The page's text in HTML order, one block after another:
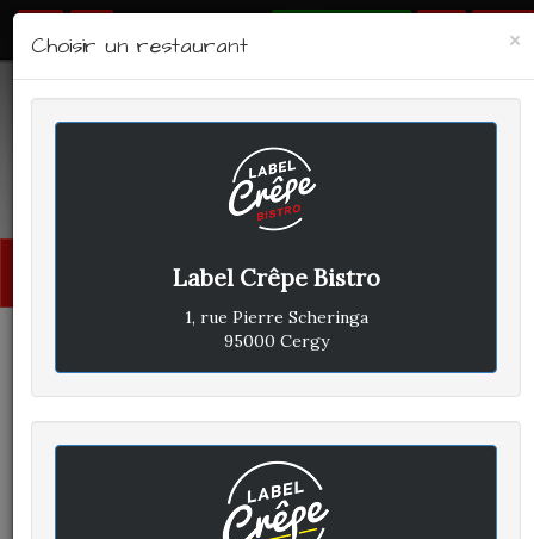
LABEL CRÊPE - BISTRO
CLIENT A A
ÉCRIT LE SAMEDI 8 JUILLET
×
Choisir un restaurant
Label Crêpe Bistro
1, rue Pierre Scheringa
95000 Cergy